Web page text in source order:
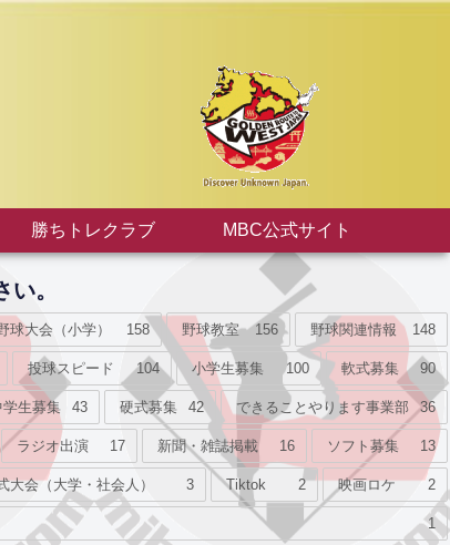
勝ちトレクラブ MBC公式サイト
。
球大会（小学） 158 野球教室 156 野球関連情報 148
投球スピード 104 小学生募集 100 軟式募集 90
学生募集 43 硬式募集 42 できることやります事業部 36
ラジオ出演 17 新聞・雑誌掲載 16 ソフト募集 13
大会（大学・社会人） 3 Tiktok 2 映画ロケ 2
1